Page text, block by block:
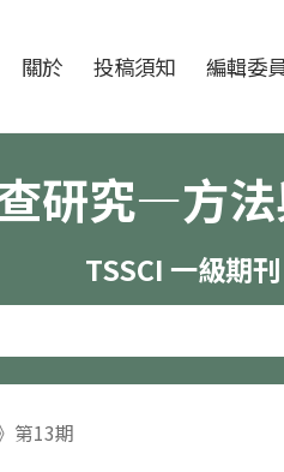
關於 投稿須知 編輯委
研究—方法
TSSCI 一級期刊
第13期